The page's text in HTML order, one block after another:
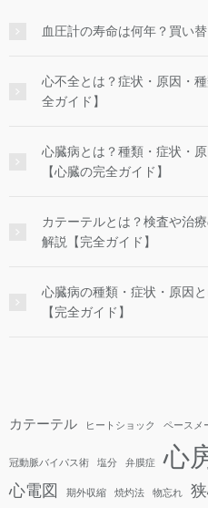
血圧計の寿命は何年？買い
心不全とは？症状・原因・
全ガイド】
心臓病とは？種類・症状・
【心臓の完全ガイド】
カテーテルとは？検査や治
解説【完全ガイド】
心臓病の種類・症状・原因
【完全ガイド】
カテーテル ヒートショック ペースメ
冠動脈バイパス術 塩分 弁膜症 心
心電図 期外収縮 焼灼法 物忘れ